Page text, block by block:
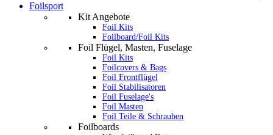
Foilsport
Kit Angebote
Foil Kits
Foilboard/Foil Kits
Foil Flügel, Masten, Fuselage
Foil Kits
Foilcovers & Bags
Foil Frontflügel
Foil Stabilisatoren
Foil Fuselage's
Foil Masten
Foil Teile & Schrauben
Foilboards